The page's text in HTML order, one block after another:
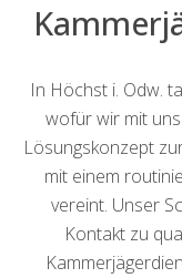
In Höchst i. Odw.
wofür wir mit
Lösungskonzept
mit einem
vereint. Unser
Kontakt zu